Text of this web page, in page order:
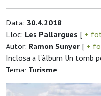
Data: 30.4.2018
Lloc: Les Pallargues [ +
Autor: Ramon Sunyer [ +
Inclosa a l'àlbum Un tomb
Tema: Turisme